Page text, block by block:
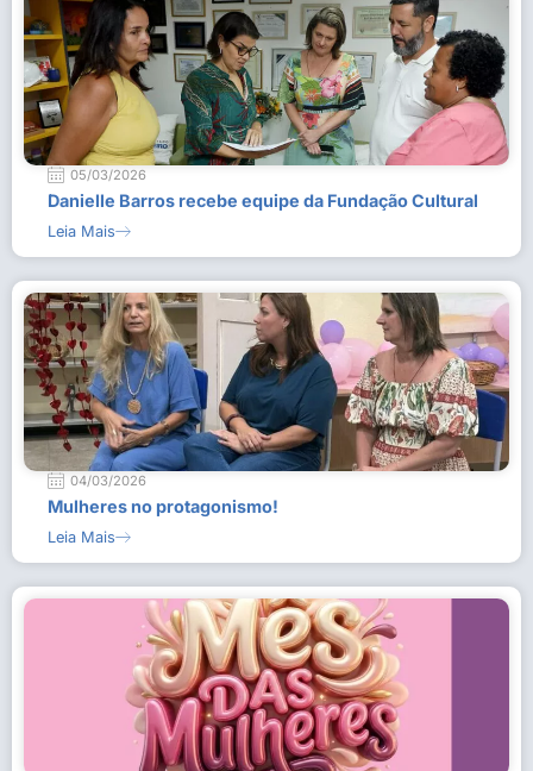
05/03/2026
Danielle Barros recebe equipe da Fundação Cultural
Leia Mais
04/03/2026
Mulheres no protagonismo!
Leia Mais